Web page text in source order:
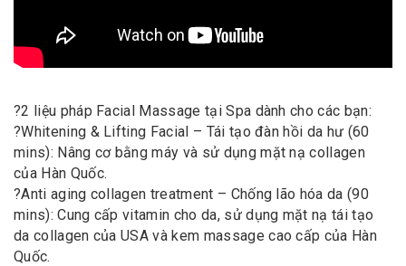
?2 liệu pháp Facial Massage tại Spa dành cho các bạn:
?Whitening & Lifting Facial – Tái tạo đàn hồi da hư (60
mins): Nâng cơ bằng máy và sử dụng mặt nạ collagen
của Hàn Quốc.
?Anti aging collagen treatment – Chống lão hóa da (90
mins): Cung cấp vitamin cho da, sử dụng mặt nạ tái tạo
da collagen của USA và kem massage cao cấp của Hàn
Quốc.